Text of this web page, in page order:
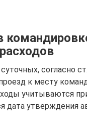
согласно
к месту
учитываются
дата утверждения